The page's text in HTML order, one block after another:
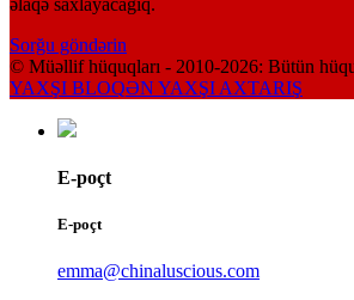
Sorğu göndərin
© Müəllif hüquqları - 2010-2026: Bütün
YAXŞI BLOQƏN YAXŞI AXTARIŞ
E-poçt
E-poçt
emma@chinaluscious.com